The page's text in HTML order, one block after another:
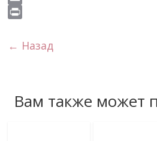
s
o
e
g
tb
iE
← Назад
Вам также может